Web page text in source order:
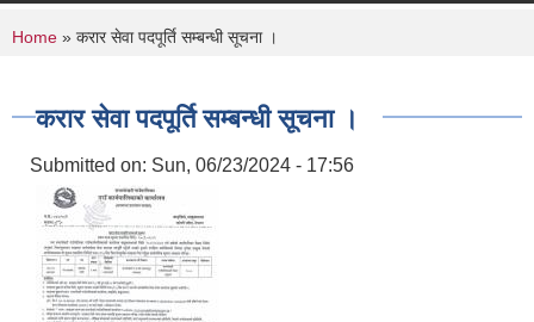
You are here
Home » करार सेवा पदपूर्ति सम्बन्धी सूचना ।
करार सेवा पदपूर्ति सम्बन्धी सूचना ।
Submitted on: Sun, 06/23/2024 - 17:56